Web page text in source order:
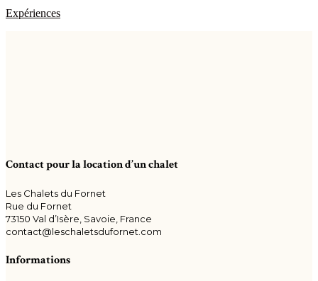
Expériences
Contact pour la location d’un chalet
Les Chalets du Fornet
Rue du Fornet
73150 Val d’Isère, Savoie, France
contact@leschaletsdufornet.com
Informations